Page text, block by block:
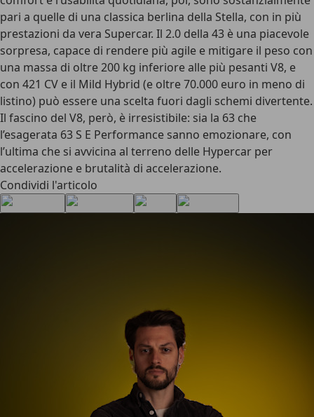
pari a quelle di una classica berlina della Stella, con in più
prestazioni da vera Supercar. Il 2.0 della 43 è una piacevole
sorpresa, capace di rendere più agile e mitigare il peso con
una massa di oltre 200 kg inferiore alle più pesanti V8, e
con 421 CV e il Mild Hybrid (e oltre 70.000 euro in meno di
listino) può essere una scelta fuori dagli schemi divertente.
Il fascino del V8, però, è irresistibile: sia la 63 che
l’esagerata 63 S E Performance sanno emozionare, con
l’ultima che si avvicina al terreno delle Hypercar per
accelerazione e brutalità di accelerazione.
Condividi l'articolo